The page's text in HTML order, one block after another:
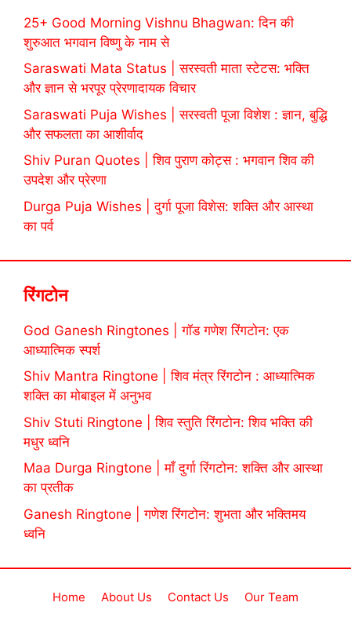
25+ Good Morning Vishnu Bhagwan: दिन की
शुरुआत भगवान विष्णु के नाम से
Saraswati Mata Status | सरस्वती माता स्टेटस: भक्ति
और ज्ञान से भरपूर प्रेरणादायक विचार
Saraswati Puja Wishes | सरस्वती पूजा विशेश : ज्ञान, बुद्धि
और सफलता का आशीर्वाद
Shiv Puran Quotes | शिव पुराण कोट्स : भगवान शिव की
उपदेश और प्रेरणा
Durga Puja Wishes | दुर्गा पूजा विशेस: शक्ति और आस्था
का पर्व
रिंगटोन
God Ganesh Ringtones | गॉड गणेश रिंगटोन: एक
आध्यात्मिक स्पर्श
Shiv Mantra Ringtone | शिव मंत्र रिंगटोन : आध्यात्मिक
शक्ति का मोबाइल में अनुभव
Shiv Stuti Ringtone | शिव स्तुति रिंगटोन: शिव भक्ति की
मधुर ध्वनि
Maa Durga Ringtone | माँ दुर्गा रिंगटोन: शक्ति और आस्था
का प्रतीक
Ganesh Ringtone | गणेश रिंगटोन: शुभता और भक्तिमय
ध्वनि
Home About Us Contact Us
Our Team